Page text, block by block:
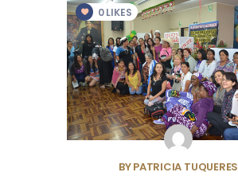
COMERCIO JUSTO
CONTACTOS
BYPATRICIA TUQUERES
0 LIKES